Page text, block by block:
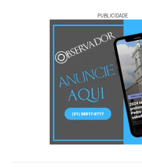
PUBLICIDADE